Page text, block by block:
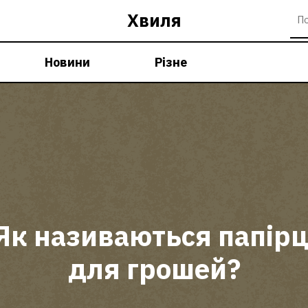
Хвиля
Новини Різне
називаються
для грошей?